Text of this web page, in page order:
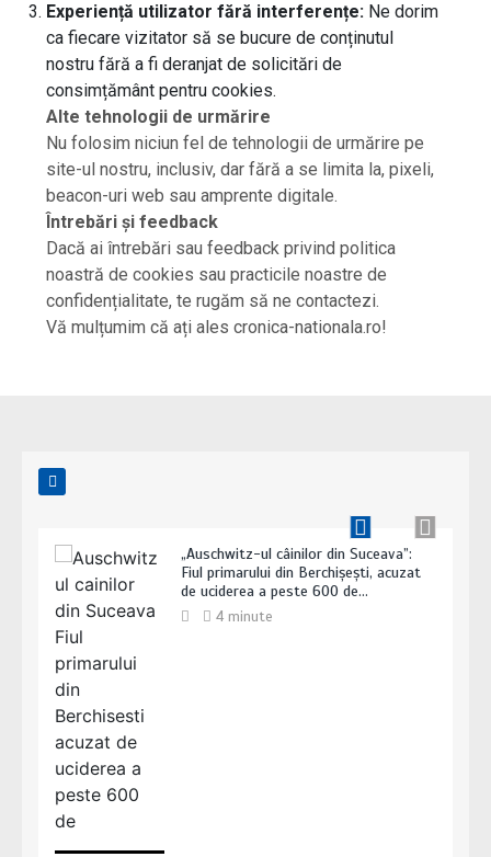
Experiență utilizator fără interferențe: Ne dorim
ca fiecare vizitator să se bucure de conținutul
nostru fără a fi deranjat de solicitări de
consimțământ pentru cookies.
Alte tehnologii de urmărire
Nu folosim niciun fel de tehnologii de urmărire pe
site-ul nostru, inclusiv, dar fără a se limita la, pixeli,
beacon-uri web sau amprente digitale.
Întrebări și feedback
Dacă ai întrebări sau feedback privind politica
noastră de cookies sau practicile noastre de
confidențialitate, te rugăm să ne contactezi.
Vă mulțumim că ați ales cronica-nationala.ro!
Cu ambulanța la piață: Un echipaj de
salvare a fost surprins în timp ce se
oprește să cumpere…
3 minute
„Auschwitz-ul câinilor din Suceava”:
Fiul primarului din Berchișești, acuzat
de uciderea a peste 600 de…
4 minute